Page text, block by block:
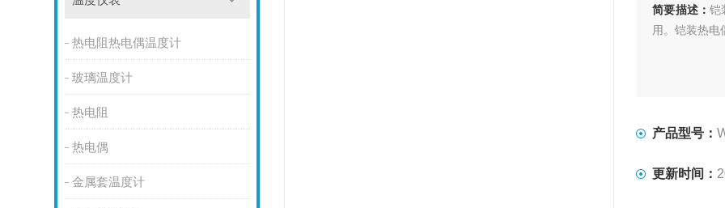
热电阻热电偶温度计
玻璃温度计
热电阻
热电偶
金属套温度计
简要描述： 铠
用。铠装热
产品型号：
更新时间：